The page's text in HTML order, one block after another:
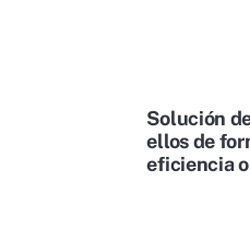
Solución
ellos de
eficiencia